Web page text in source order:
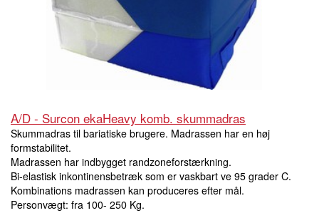
A/D - Surcon ekaHeavy komb. skummadras
Skummadras til bariatiske brugere. Madrassen har en høj
formstabilitet.
Madrassen har indbygget randzoneforstærkning.
Bi-elastisk inkontinensbetræk som er vaskbart ve 95 grader C.
Kombinations madrassen kan produceres efter mål.
Personvægt: fra 100- 250 Kg.